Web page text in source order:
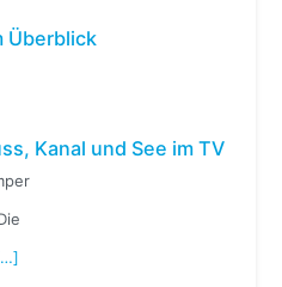
Überblick
Kanal und See im TV